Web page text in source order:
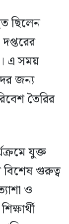
ছিলেন
দপ্তরের
এ সময়
জন্য
তৈরির
যুক্ত
বিশেষ গুরুত্ব
ও